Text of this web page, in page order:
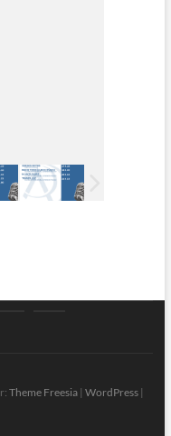
Theme Freesia| WordPress|